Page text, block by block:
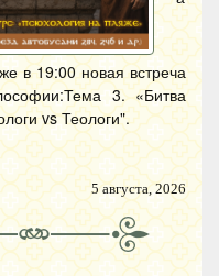
в 19:00 новая встреча
3. «Битва
vs Теологи".
5 августа, 2026